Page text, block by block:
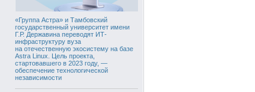
«Группа Астра» и Тамбовский
государственный университет имени
Г.Р. Державина переводят ИТ-
инфраструктуру вуза
на отечественную экосистему на базе
Astra Linux. Цель проекта,
стартовавшего в 2023 году, —
обеспечение технологической
независимости